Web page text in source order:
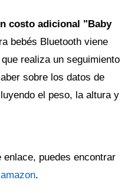
costo adicional "Baby
bebés Bluetooth viene
realiza un seguimiento
sobre los datos de
el peso, la altura y
puedes encontrar
.